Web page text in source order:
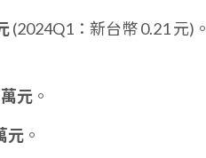
(2024Q1：新台幣 0.21 元)。
元 。
元 。